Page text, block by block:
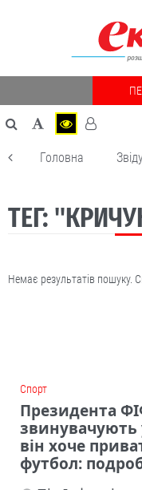
Головна
ТЕГ:
Немає результатів пошуку.
Cпорт
Президента
він хоче
футбол: